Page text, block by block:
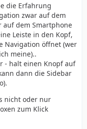
die Erfahrung
zwar auf dem
auf dem Smartphone
Leiste in den Kopf,
Navigation öffnet (wer
meine)..
- halt einen Knopf auf
dann die Sidebar
nicht oder nur
zum Klick